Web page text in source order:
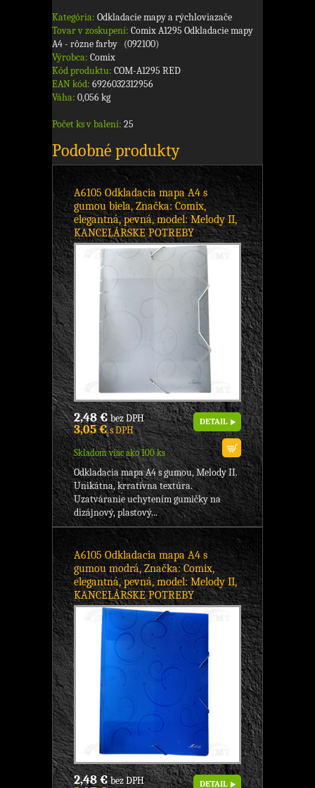
Kategória: Odkladacie mapy a rýchloviazače
Tovar v zoskupení: Comix A1295 Odkladacie mapy
A4 - rôzne farby (092100)
Výrobca: Comix
Kód produktu: COM-A1295 RED
EAN kód: 6926032312956
Váha: 0,056 kg
Počet ks v balení: 25
Podobné produkty
A6105 Odkladacia mapa A4 s
gumou biela, Značka: Comix,
elegantná, pevná, model: Melody II,
KANCELÁRSKE POTREBY
2,48 €bez DPH
3,05 €s DPH
Skladom viac ako 100 ks
DETAIL
Odkladacia mapa A4 s gumou, Melody II.
Unikátna, krratívna textúra.
Uzatváranie uchytením gumičky na
dizájnový, plastový...
A6105 Odkladacia mapa A4 s
gumou modrá, Značka: Comix,
elegantná, pevná, model: Melody II,
KANCELÁRSKE POTREBY
2,48 €bez DPH DETAIL